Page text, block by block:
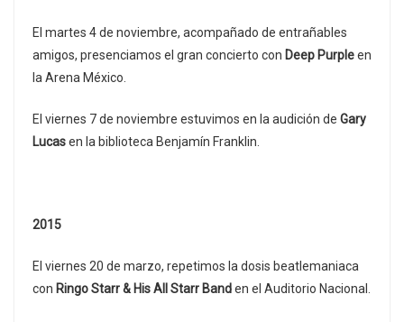
El martes 4 de noviembre, acompañado de entrañables
amigos, presenciamos el gran concierto con Deep Purpleen
la Arena México.
El viernes 7 de noviembre estuvimos en la audición de Gary
Lucasen la biblioteca Benjamín Franklin.
2015
El viernes 20 de marzo, repetimos la dosis beatlemaniaca
con Ringo Starr & His All Starr Banden el Auditorio Nacional.